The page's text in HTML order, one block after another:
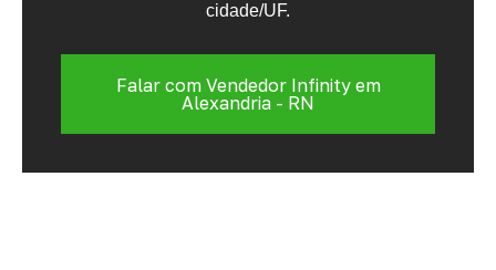
cidade/UF.
Falar com Vendedor Infinity em
Alexandria - RN